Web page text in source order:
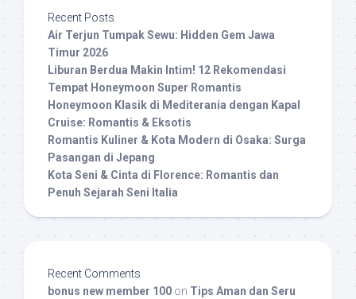
Recent Posts
Air Terjun Tumpak Sewu: Hidden Gem Jawa
Timur 2026
Liburan Berdua Makin Intim! 12 Rekomendasi
Tempat Honeymoon Super Romantis
Honeymoon Klasik di Mediterania dengan Kapal
Cruise: Romantis & Eksotis
Romantis Kuliner & Kota Modern di Osaka: Surga
Pasangan di Jepang
Kota Seni & Cinta di Florence: Romantis dan
Penuh Sejarah Seni Italia
Recent Comments
bonus new member 100 on Tips Aman dan Seru